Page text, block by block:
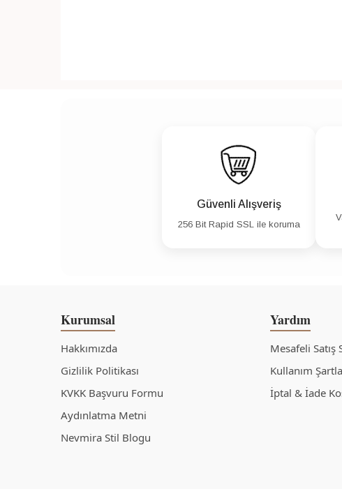
Güvenli Alışveriş
256 Bit Rapid SSL ile koruma
Kurumsal
Hakkımızda
Gizlilik Politikası
KVKK Başvuru Formu
Aydınlatma Metni
Nevmira Stil Blogu
Yardım
Mesafeli Satış
Kullanım
İptal & İade